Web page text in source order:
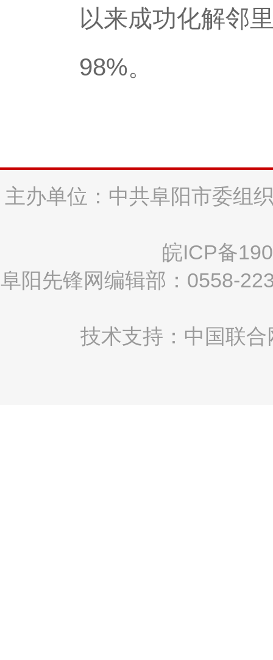
以来成功化解邻
98%。
主办单位：中共阜阳市委组
皖ICP备
阜阳先锋网编辑部：0558-
技术支持：中国联